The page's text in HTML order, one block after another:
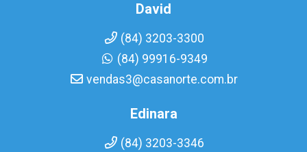
David
(84) 3203-3300
(84) 99916-9349
vendas3@casanorte.com.br
Edinara
(84) 3203-3346